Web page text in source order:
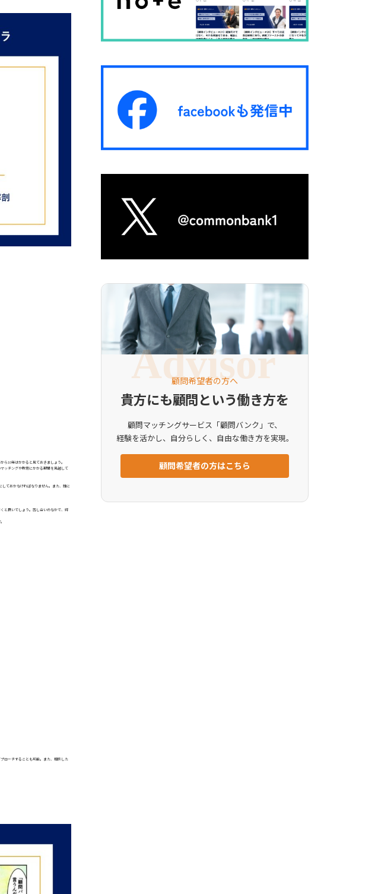
10年はかかると見ておきましょう。
ッチングや教育にかかる期間を見越して
しておかなければなりません。また、誰に
と良いでしょう。話し合いのなかで、経
ローチすることも可能。また、相談した
顧問希望者の方へ
貴方にも顧問という働き方を
顧問マッチングサービス「顧問バンク」で、
経験を活かし、自分らしく、自由な働き方を実現。
顧問希望者の方はこちら